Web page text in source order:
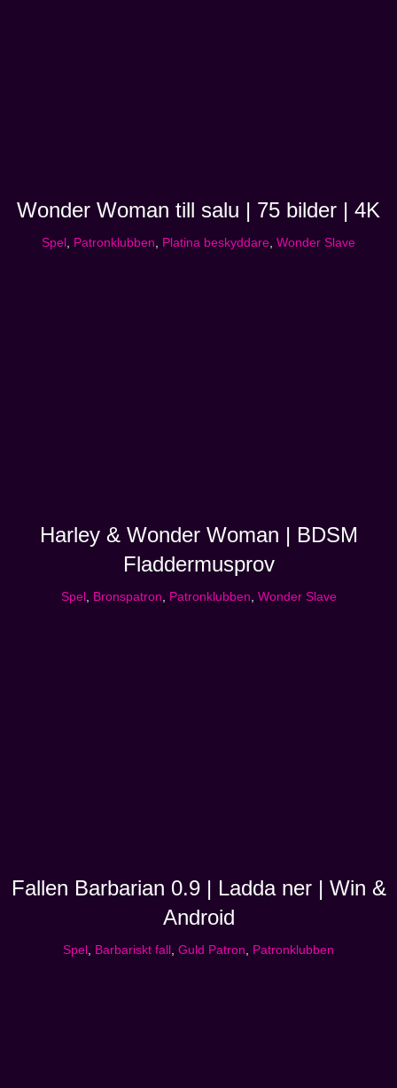
Wonder Woman till salu | 75 bilder | 4K
Spel Patronklubben Platina beskyddare Wonder Slave
Harley & Wonder Woman | BDSM
Fladdermusprov
Spel, Bronspatron Patronklubben Wonder Slave
Fallen Barbarian 0.9 | Ladda ner | Win &
Android
Spel , Barbariskt fall , Guld Patron, Patronklubben